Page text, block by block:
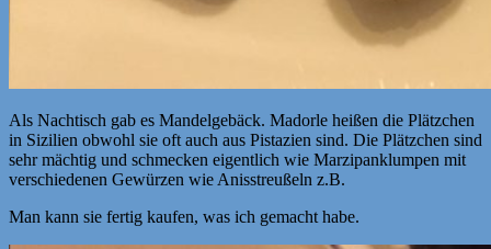
Als Nachtisch gab es Mandelgebäck. Madorle heißen die Plätzchen
in Sizilien obwohl sie oft auch aus Pistazien sind. Die Plätzchen sind
sehr mächtig und schmecken eigentlich wie Marzipanklumpen mit
verschiedenen Gewürzen wie Anisstreußeln z.B.
Man kann sie fertig kaufen, was ich gemacht habe.